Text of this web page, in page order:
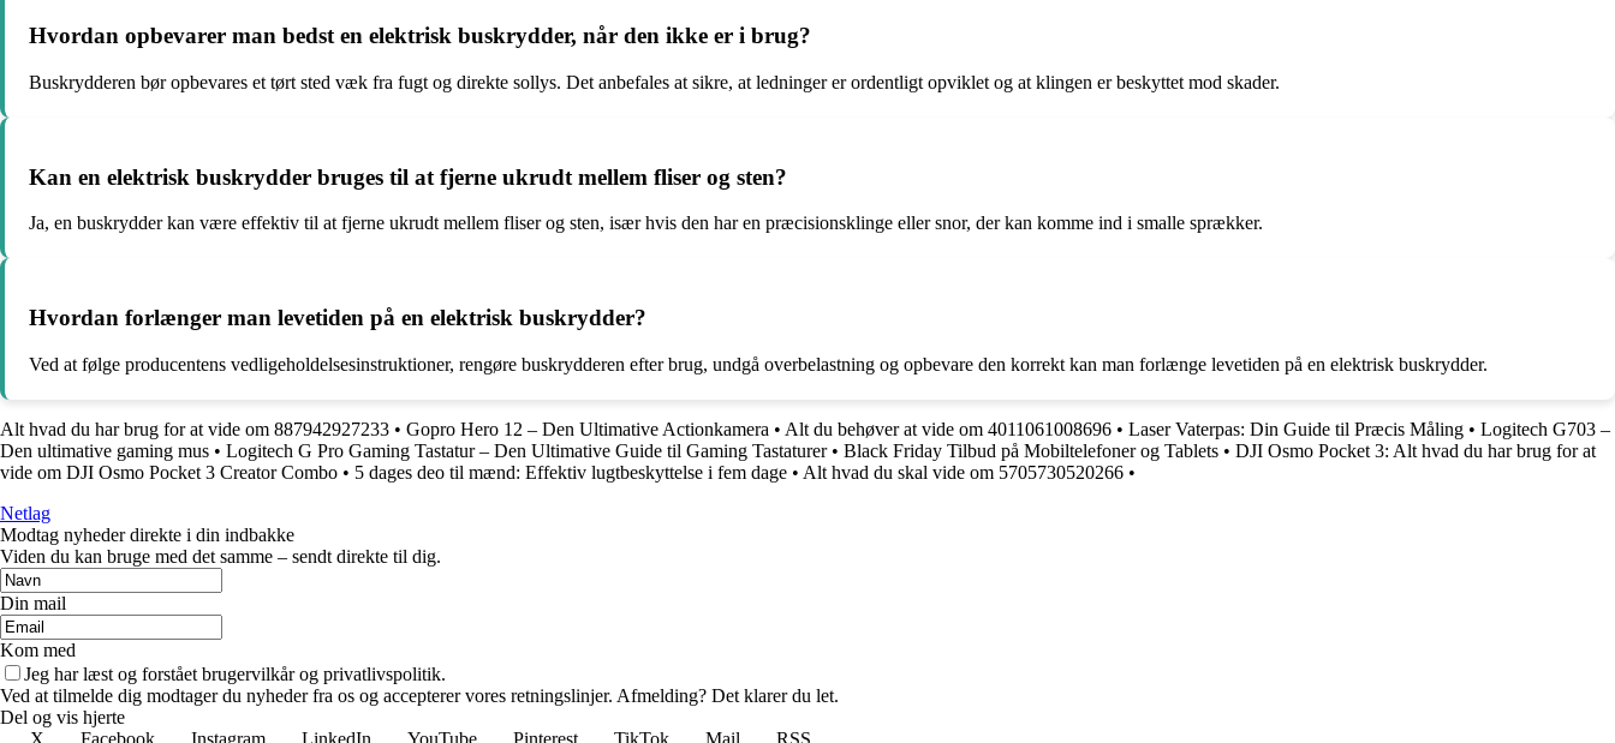
Hvordan opbevarer man bedst en elektrisk buskrydder, når den ikke er i brug?
Buskrydderen bør opbevares et tørt sted væk fra fugt og direkte sollys. Det anbefales at sikre, at ledninger er ordentligt opviklet og at klingen er beskyttet mod skader.
Kan en elektrisk buskrydder bruges til at fjerne ukrudt mellem fliser og sten?
Ja, en buskrydder kan være effektiv til at fjerne ukrudt mellem fliser og sten, især hvis den har en præcisionsklinge eller snor, der kan komme ind i smalle sprækker.
Hvordan forlænger man levetiden på en elektrisk buskrydder?
Ved at følge producentens vedligeholdelsesinstruktioner, rengøre buskrydderen efter brug, undgå overbelastning og opbevare den korrekt kan man forlænge levetiden på en elektrisk buskrydder.
Alt hvad du har brug for at vide om 887942927233 • Gopro Hero 12 – Den Ultimative Actionkamera • Alt du behøver at vide om 4011061008696 • Laser Vaterpas: Din Guide til Præcis Måling • Logitech G703 –
Den ultimative gaming mus • Logitech G Pro Gaming Tastatur – Den Ultimative Guide til Gaming Tastaturer• Black Friday Tilbud på Mobiltelefoner og Tablets • DJI Osmo Pocket 3: Alt hvad du har brug for at
vide om DJI Osmo Pocket 3 Creator Combo • 5 dages deo til mænd: Effektiv lugtbeskyttelse i fem dage • Alt hvad du skal vide om 5705730520266 •
Netlag
Modtag nyheder direkte i din indbakke
Viden du kan bruge med det samme – sendt direkte til dig.
Din mail
Kom med
Jeg har læst og forstået brugervilkår og privatlivspolitik.
Ved at tilmelde dig modtager du nyheder fra os og accepterer vores retningslinjer. Afmelding? Det klarer du let.
Del og vis hjerte
X
Facebook Instagram LinkedIn YouTube Pinterest TikTok Mail RSS